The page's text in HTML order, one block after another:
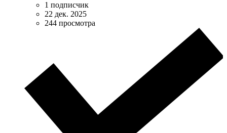
1 подписчик
22 дек. 2025
244 просмотра